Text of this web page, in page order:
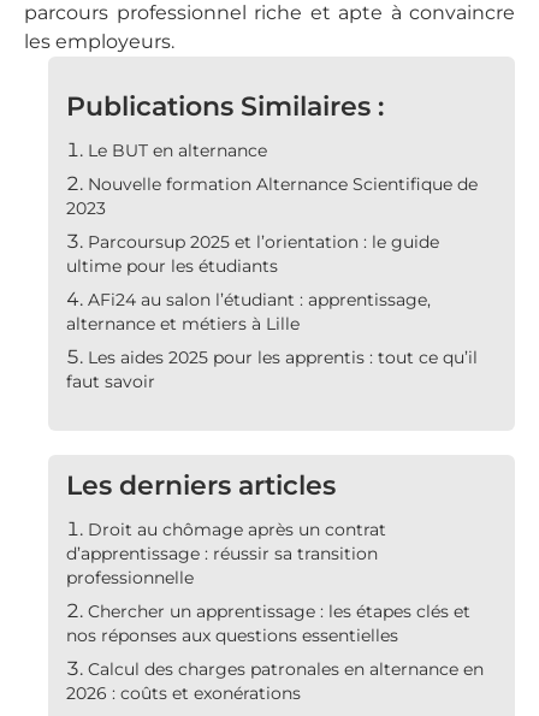
parcours professionnel riche et apte à convaincre
les employeurs.
Publications Similaires :
Le BUT en alternance
Nouvelle formation Alternance Scientifique de
2023
Parcoursup 2025 et l’orientation : le guide
ultime pour les étudiants
AFi24 au salon l’étudiant : apprentissage,
alternance et métiers à Lille
Les aides 2025 pour les apprentis : tout ce qu’il
faut savoir
Les derniers articles
Droit au chômage après un contrat
d’apprentissage : réussir sa transition
professionnelle
Chercher un apprentissage : les étapes clés et
nos réponses aux questions essentielles
Calcul des charges patronales en alternance en
2026 : coûts et exonérations